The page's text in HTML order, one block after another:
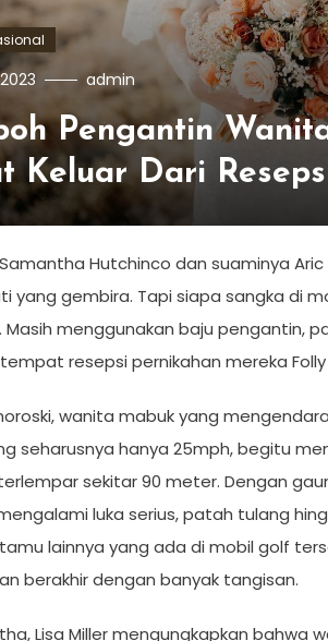
admin
Pengantin
Keluar Dari
Hutchinco dan suaminya
yang gembira. Tapi siapa sangka di
Masih menggunakan baju pengantin,
resepsi pernikahan mereka
wanita mabuk yang
seharusnya hanya 25mph, begitu
sekitar 90 meter. Dengan
luka serius, patah tulang
lainnya yang ada di mobil golf
berakhir dengan banyak tangisan.
Lisa Miller mengungkapkan bahwa